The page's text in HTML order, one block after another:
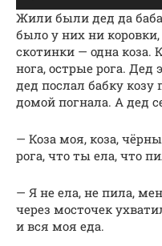
Жили были дед да
было у них ни
скотинки — одна коза.
нога, острые рога. Дед
дед послал бабку козу
домой погнала. А дед
— Коза моя, коза,
рога, что ты ела, что
— Я не ела, не пила,
через мосточек
и вся моя еда.